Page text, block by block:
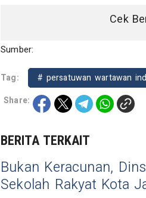
Cek
Sumber:
Tag: # persatuwan wartawan
Share:
BERITA TERKAIT
Bukan Keracunan,
Sekolah Rakyat Kota